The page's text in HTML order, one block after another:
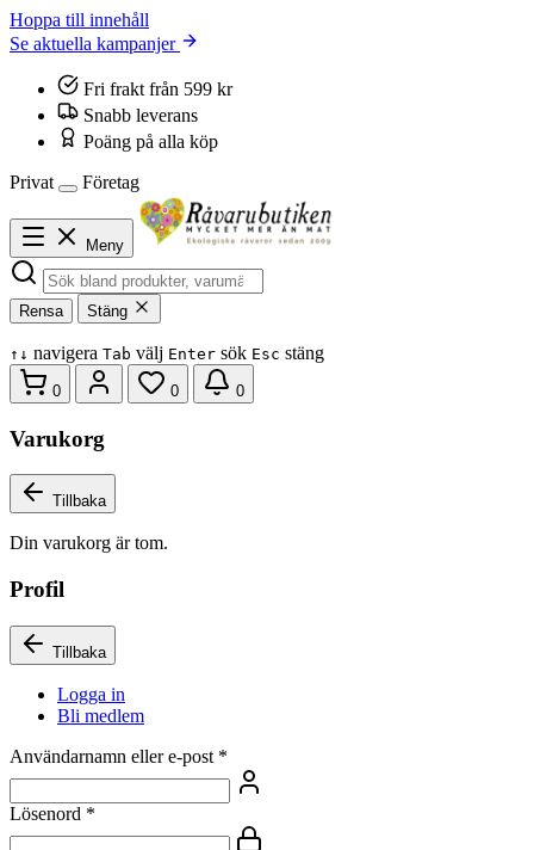
Hoppa till innehåll
Se aktuella kampanjer
Fri frakt från 599 kr
Snabb leverans
Poäng på alla köp
Privat
Företag
Meny
Rensa Stäng
↑ ↓ navigera Tab välj Enter sök Esc stäng
0 0 0
Varukorg
Tillbaka
Din varukorg är tom.
Profil
Tillbaka
Logga in
Bli medlem
Användarnamn eller e-post *
Lösenord *